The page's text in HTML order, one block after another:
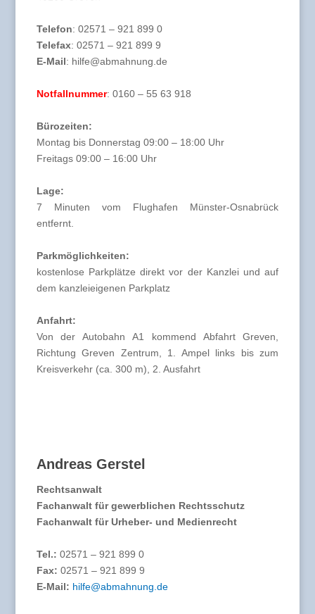
Telefon: 02571 – 921 899 0
Telefax: 02571 – 921 899 9
E-Mail: hilfe@abmahnung.de
Notfallnummer: 0160 – 55 63 918
Bürozeiten:
Montag bis Donnerstag 09:00 – 18:00 Uhr
Freitags 09:00 – 16:00 Uhr
Lage:
7 Minuten vom Flughafen Münster-Osnabrück
entfernt.
Parkmöglichkeiten:
kostenlose Parkplätze direkt vor der Kanzlei und auf
dem kanzleieigenen Parkplatz
Anfahrt:
Von der Autobahn A1 kommend Abfahrt Greven,
Richtung Greven Zentrum, 1. Ampel links bis zum
Kreisverkehr (ca. 300 m), 2. Ausfahrt
Andreas Gerstel
Rechtsanwalt
Fachanwalt für gewerblichen Rechtsschutz
Fachanwalt für Urheber- und Medienrecht
Tel.: 02571 – 921 899 0
Fax: 02571 – 921 899 9
E-Mail: hilfe@abmahnung.de